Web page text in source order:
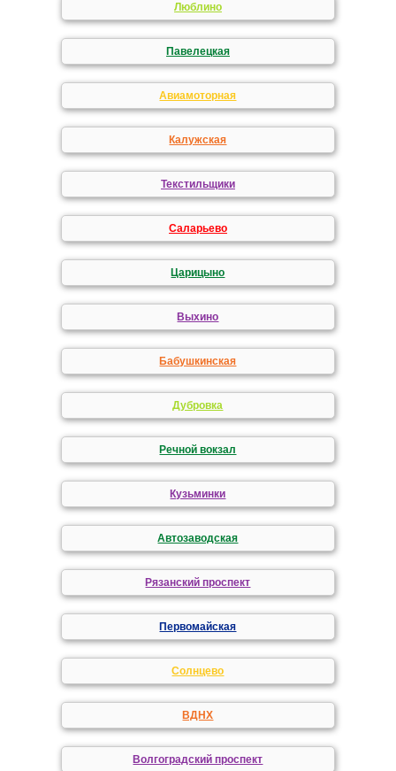
Люблино
Павелецкая
Авиамоторная
Калужская
Текстильщики
Саларьево
Царицыно
Выхино
Бабушкинская
Дубровка
Речной вокзал
Кузьминки
Автозаводская
Рязанский проспект
Первомайская
Солнцево
ВДНХ
Волгоградский проспект